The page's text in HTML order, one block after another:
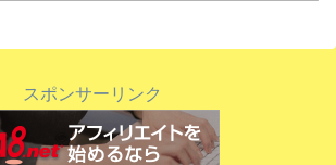
スポンサーリンク